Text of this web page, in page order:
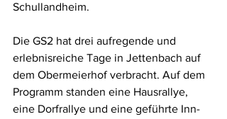
Schullandheim.
Die GS2 hat drei aufregende und
erlebnisreiche Tage in Jettenbach auf
dem Obermeierhof verbracht. Auf dem
Programm standen eine Hausrallye,
eine Dorfrallye und eine geführte Inn-